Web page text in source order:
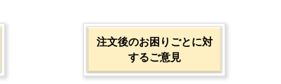
注文後のお困りごとに対
するご意見